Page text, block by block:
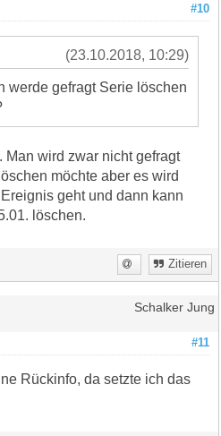
#10
(23.10.2018, 10:29)
werde gefragt Serie löschen
Man wird zwar nicht gefragt
möchte aber es wird
geht und dann kann
löschen.
Zitieren
Schalker Jung
#11
Rückinfo, da setzte ich das